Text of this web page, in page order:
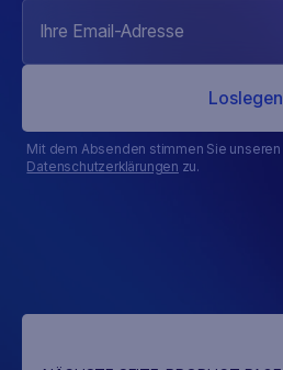
Mit dem Absenden stimmen Sie unseren
Datenschutzerklärungen zu.